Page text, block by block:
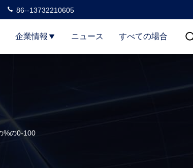
86--13732210605
企業情報 ニュース すべての場合
%の0-100